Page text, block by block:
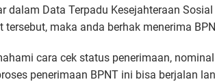
dalam Data Terpadu Kesejahteraan
tersebut, maka anda berhak menerima
cara cek status penerimaan,
penerimaan BPNT ini bisa berjalan